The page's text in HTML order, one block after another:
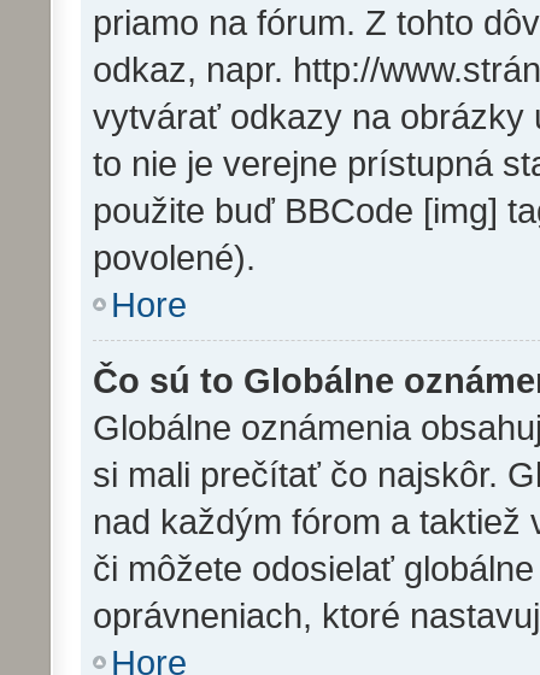
priamo na fórum. Z tohto
odkaz, napr. http://
vytvárať odkazy na obrázky
to nie je verejne prístupná
použite buď BBCode [img]
povolené).
Hore
Čo sú to Globálne
Globálne oznámenia
si mali prečítať čo najskôr.
nad každým fórom a taktiež
či môžete odosielať
oprávneniach, ktoré
Hore